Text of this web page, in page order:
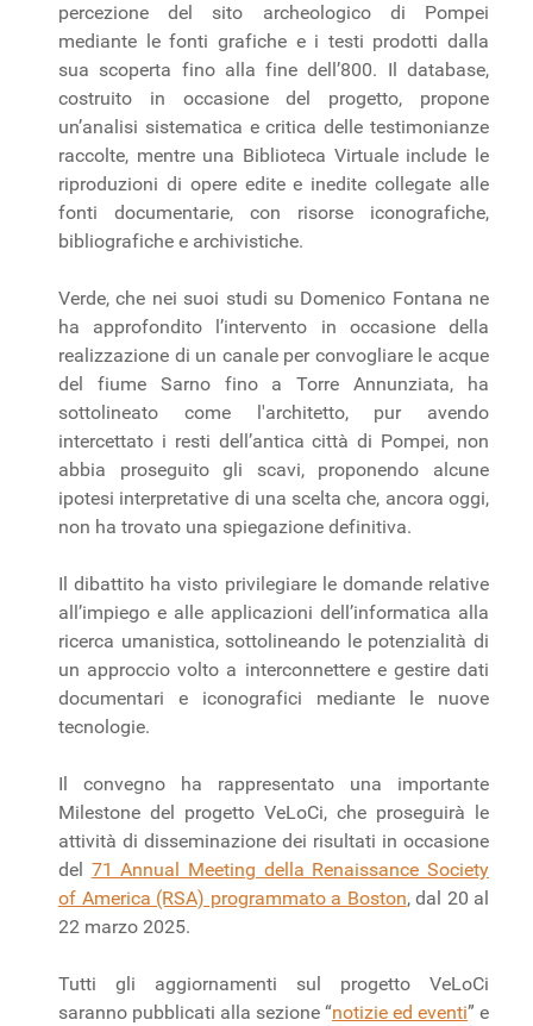
percezione del sito archeologico di Pompei
mediante le fonti grafiche e i testi prodotti dalla
sua scoperta fino alla fine dell’800. Il database,
costruito in occasione del progetto, propone
un’analisi sistematica e critica delle testimonianze
raccolte, mentre una Biblioteca Virtuale include le
riproduzioni di opere edite e inedite collegate alle
fonti documentarie, con risorse iconografiche,
bibliografiche e archivistiche.
Verde, che nei suoi studi su Domenico Fontana ne
ha approfondito l’intervento in occasione della
realizzazione di un canale per convogliare le acque
del fiume Sarno fino a Torre Annunziata, ha
sottolineato come l'architetto, pur avendo
intercettato i resti dell’antica città di Pompei, non
abbia proseguito gli scavi, proponendo alcune
ipotesi interpretative di una scelta che, ancora oggi,
non ha trovato una spiegazione definitiva.
Il dibattito ha visto privilegiare le domande relative
all’impiego e alle applicazioni dell’informatica alla
ricerca umanistica, sottolineando le potenzialità di
un approccio volto a interconnettere e gestire dati
documentari e iconografici mediante le nuove
tecnologie.
Il convegno ha rappresentato una importante
Milestone del progetto VeLoCi, che proseguirà le
attività di disseminazione dei risultati in occasione
del 71 Annual Meeting della Renaissance Society
of America (RSA) programmato a Boston, dal 20 al
22 marzo 2025.
Tutti gli aggiornamenti sul progetto VeLoCi
saranno pubblicati alla sezione “notizie ed eventi” e